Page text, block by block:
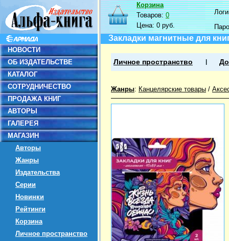
НОВОСТИ
ОБ ИЗДАТЕЛЬСТВЕ
КАТАЛОГ
СОТРУДНИЧЕСТВО
ПРОДАЖА КНИГ
АВТОРЫ
ГАЛЕРЕЯ
МАГАЗИН
Авторы
Жанры
Издательства
Серии
Новинки
Рейтинги
Корзина
Личное пространство
Корзина
Товаров:0
Цена:0 руб.
Закладки магнитные для
Личное пространство
Жанры: Канцелярские товары /